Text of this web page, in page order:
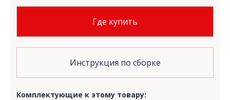
Комплектующие к этому товару:
Где купить
Инструкция по сборке